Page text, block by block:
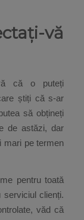
vă
că o puteți
știți că s-ar
să obțineți
de astăzi, dar
mari pe termen
pentru toată
clienți.
văd că